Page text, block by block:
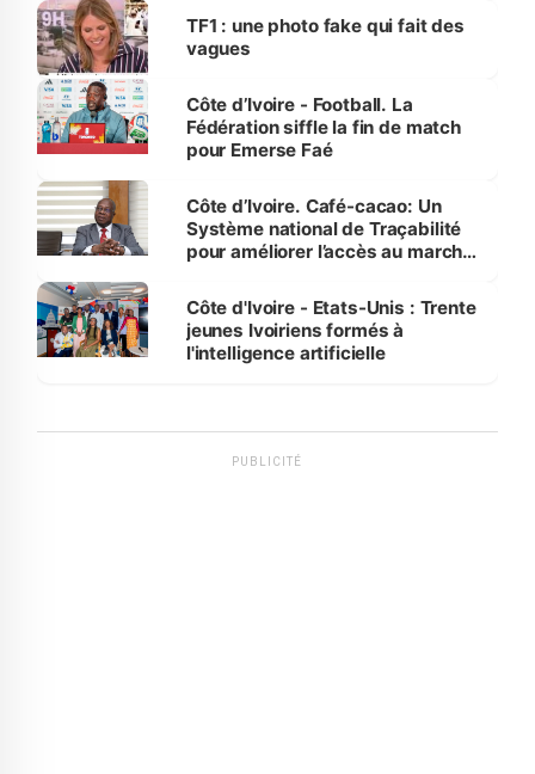
sur la scène internationale »
TF1 : une photo fake qui fait des
vagues
Côte d’Ivoire - Football. La
Fédération siffle la fin de match
pour Emerse Faé
Côte d’Ivoire. Café-cacao: Un
Système national de Traçabilité
pour améliorer l’accès au marché
Côte d'Ivoire - Etats-Unis : Trente
jeunes Ivoiriens formés à
l'intelligence artificielle
PUBLICITÉ